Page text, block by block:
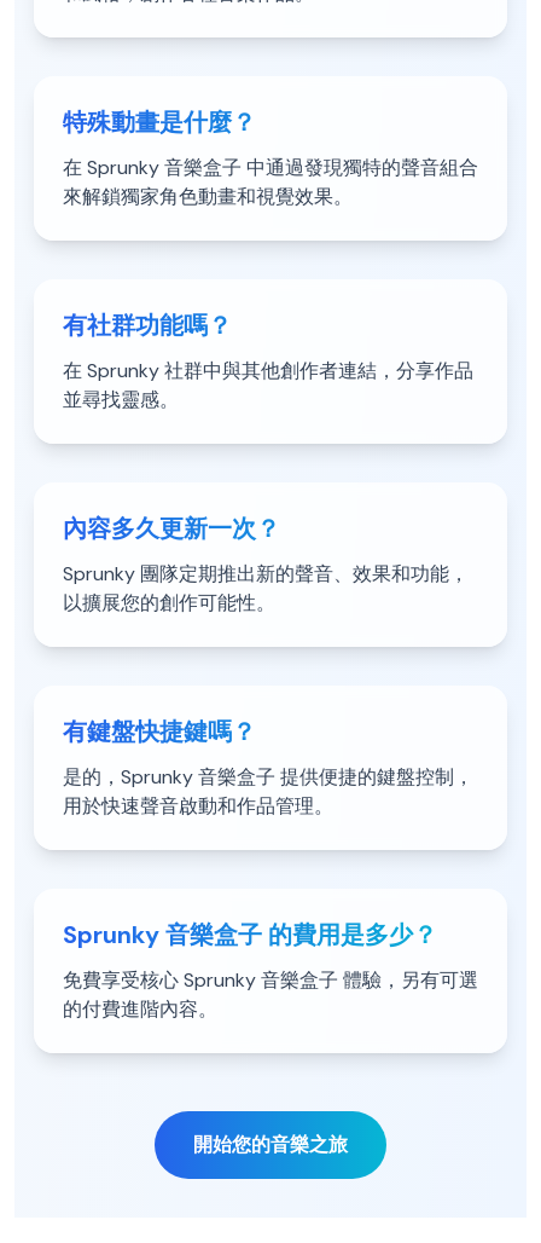
特殊動畫是什麼？
在 Sprunky 音樂盒子 中通過發現獨特的聲音組合
來解鎖獨家角色動畫和視覺效果。
有社群功能嗎？
在 Sprunky 社群中與其他創作者連結，分享作品
並尋找靈感。
內容多久更新一次？
Sprunky 團隊定期推出新的聲音、效果和功能，
以擴展您的創作可能性。
有鍵盤快捷鍵嗎？
是的，Sprunky 音樂盒子 提供便捷的鍵盤控制，
用於快速聲音啟動和作品管理。
Sprunky 音樂盒子 的費用是多少？
免費享受核心 Sprunky 音樂盒子 體驗，另有可選
的付費進階內容。
開始您的音樂之旅